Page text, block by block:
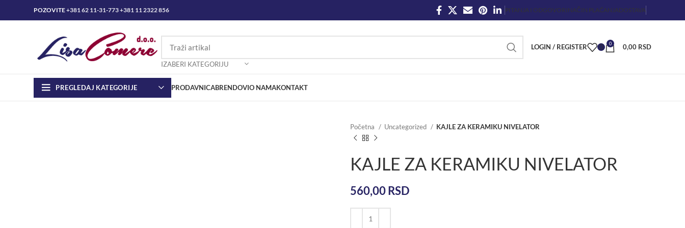
POZOVITE+381 62 11-31-773+381 11 2322 856 PITANJA I ODGOVORI NAČIN PLAĆANJADOSTAVA
IZABERI KATEGORIJU
LOGIN / REGISTER 0 0 0,00 RSD
PREGLEDAJ KATEGORIJE PRODAVNICABRENDOVIO NAMAKONTAKT
Početna Uncategorized KAJLE ZA KERAMIKU NIVELATOR
KAJLE ZA KERAMIKU NIVELATOR
560,00RSD